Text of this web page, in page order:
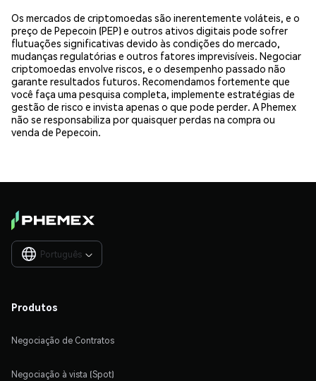
Os mercados de criptomoedas são inerentemente voláteis, e o
preço de Pepecoin (PEP) e outros ativos digitais pode sofrer
flutuações significativas devido às condições do mercado,
mudanças regulatórias e outros fatores imprevisíveis. Negociar
criptomoedas envolve riscos, e o desempenho passado não
garante resultados futuros. Recomendamos fortemente que
você faça uma pesquisa completa, implemente estratégias de
gestão de risco e invista apenas o que pode perder. A Phemex
não se responsabiliza por quaisquer perdas na compra ou
venda de Pepecoin.
Português 
Produtos
Negociação de Contratos
Negociação à vista (Spot)